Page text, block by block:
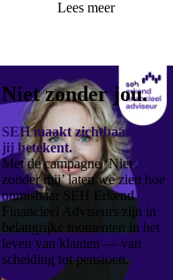
Lees meer
Niet zonder jou.
SEH maakt zichtbaar wat
jij betekent.
Met de campagne ‘Niet
zonder mij’ laten we zien hoe
onmisbaar SEH Erkend
Financieel Adviseurs zijn in
belangrijke momenten in het
leven van klanten — van
scheiding tot pensioen.